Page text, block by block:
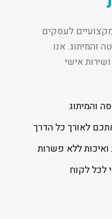
לעסקים
והמיתוג. אנו
אישי
והמיתוג
לאורך כל הדרך
ללא פשרות
לכל לקוח